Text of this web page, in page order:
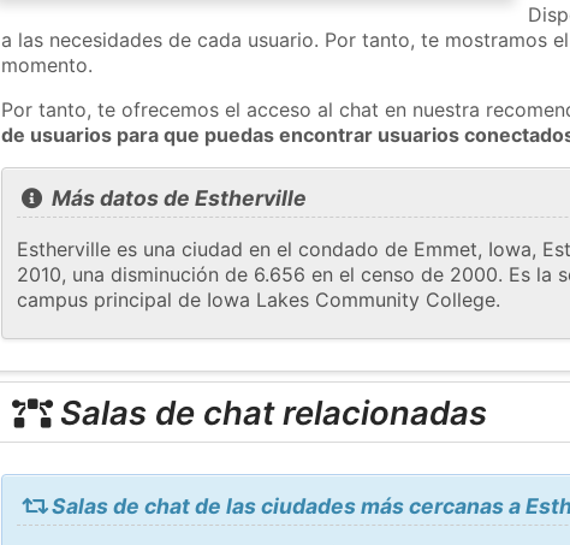
a las necesidades de cada usuario. Por tanto, te mostramos
momento.
Por tanto, te ofrecemos el acceso al chat en nuestra
de usuarios para que puedas encontrar usuarios
Más datos de Estherville
Estherville es una ciudad en el condado de Emmet, Iowa,
2010, una disminución de 6.656 en el censo de 2000. Es
campus principal de Iowa Lakes Community College.
Salas de chat relacionadas
Salas de chat de las ciudades más cercanas a